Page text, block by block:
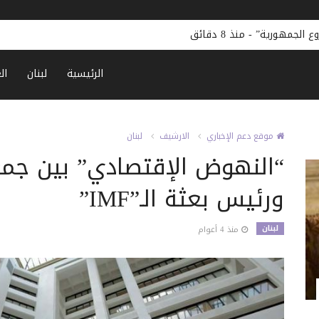
الجمهورية”- منذ 8 دقائق
الرئيسية لبنان
موقع دعم الإخباري الارشيف لبنان
“النهوض الإقتصادي” بين
ورئيس بعثة الـ”IMF”
لبنان منذ 4 أعوام